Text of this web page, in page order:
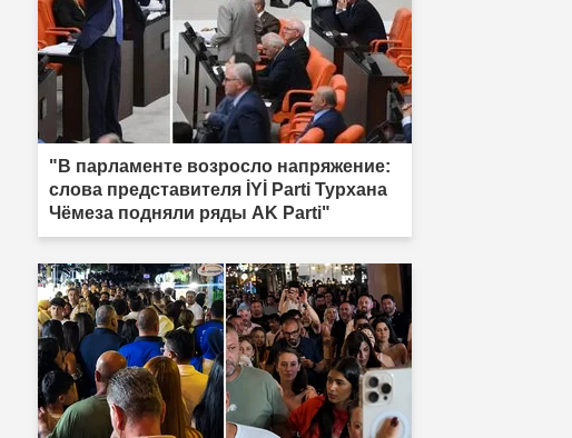
"В парламенте возросло напряжение:
слова представителя İYİ Parti Турхана
Чёмеза подняли ряды AK Parti"